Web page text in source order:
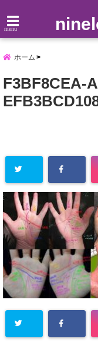
menu
ホーム
F3BF8CEA-